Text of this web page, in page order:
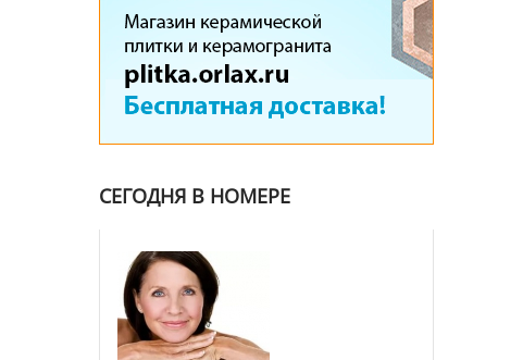
СЕГОДНЯ В НОМЕРЕ